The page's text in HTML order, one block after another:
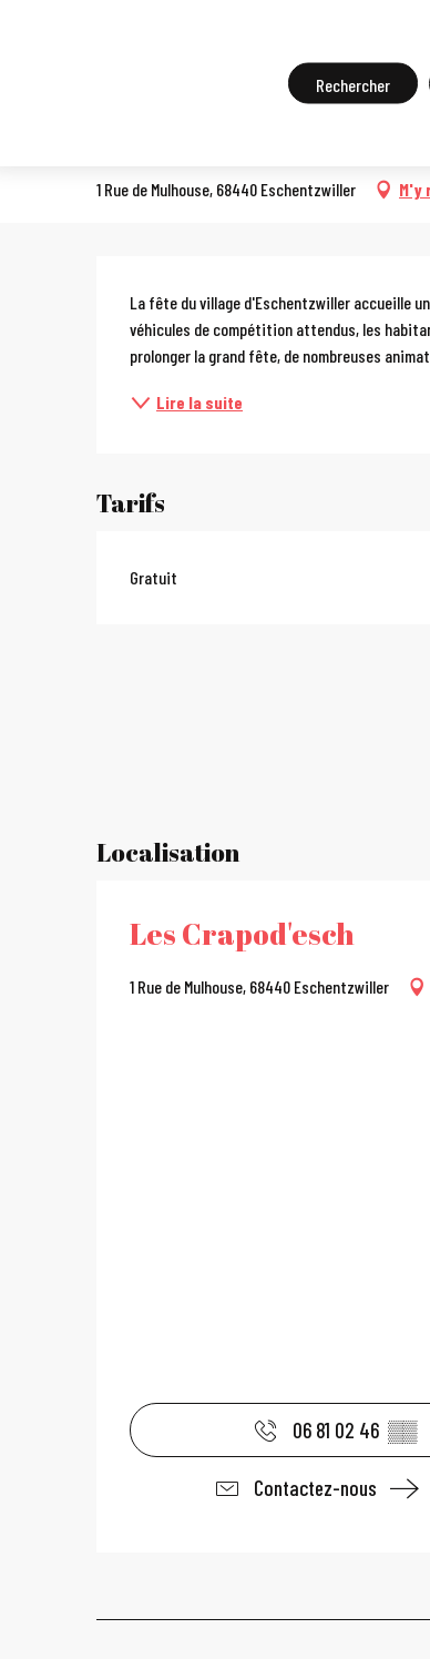
Recherche
Les Crapod'esch
1 Rue de Mulhouse, 68440 Eschentzwiller M'y
La fête du village d'Eschentzwiller accueille
véhicules de compétition attendus, les
prolonger la grand fête, de nombreuses
Lire la suite
Tarifs
Gratuit
Localisation
Les Crapod'esch
1 Rue de Mulhouse, 68440 Eschentzwiller
06 81 02 46 ▒▒
Contactez-nous